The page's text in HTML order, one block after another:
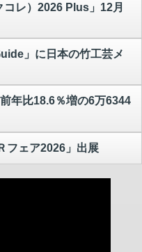
コレ）2026 Plus」12月
」に日本の竹工芸メ
年比18.6％増の6万6344
フェア2026」出展